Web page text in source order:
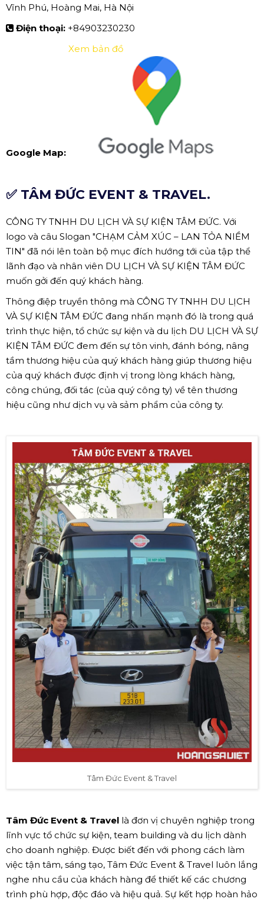
Vĩnh Phú, Hoàng Mai, Hà Nội
Điện thoại: +84903230230
Google Map:
Xem bản đồ
✅ TÂM ĐỨC EVENT & TRAVEL.
CÔNG TY TNHH DU LỊCH VÀ SỰ KIỆN TÂM ĐỨC. Với
logo và câu Slogan "CHẠM CẢM XÚC – LAN TỎA NIỀM
TIN" đã nói lên toàn bộ mục đích hướng tới của tập thể
lãnh đạo và nhân viên DU LỊCH VÀ SỰ KIỆN TÂM ĐỨC
muốn gởi đến quý khách hàng.
Thông điệp truyền thông mà CÔNG TY TNHH DU LỊCH
VÀ SỰ KIỆN TÂM ĐỨC đang nhấn mạnh đó là trong quá
trình thực hiện, tổ chức sự kiện và du lịch DU LỊCH VÀ SỰ
KIỆN TÂM ĐỨC đem đến sự tôn vinh, đánh bóng, nâng
tầm thương hiệu của quý khách hàng giúp thương hiệu
của quý khách được định vị trong lòng khách hàng,
công chúng, đối tác (của quý công ty) về tên thương
hiệu cũng như dịch vụ và sảm phẩm của công ty.
Tâm Đức Event & Travel
Tâm Đức Event & Travel là đơn vị chuyên nghiệp trong
lĩnh vực tổ chức sự kiện, team building và du lịch dành
cho doanh nghiệp. Được biết đến với phong cách làm
việc tận tâm, sáng tạo, Tâm Đức Event & Travel luôn lắng
nghe nhu cầu của khách hàng để thiết kế các chương
trình phù hợp, độc đáo và hiệu quả. Sự kết hợp hoàn hảo